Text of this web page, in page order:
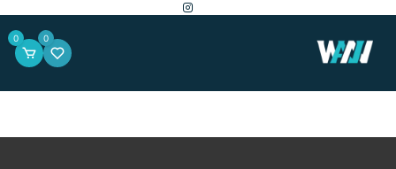
إلى
المحتوى 0
0